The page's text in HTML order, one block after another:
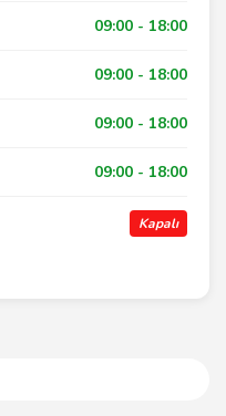
09:00 - 18:00
09:00 - 18:00
09:00 - 18:00
09:00 - 18:00
Kapalı